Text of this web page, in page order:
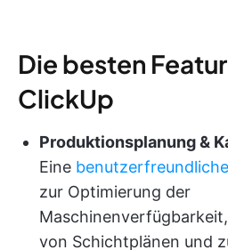
Die besten
ClickUp
Produktionsplanung &
Eine
zur Optimierung der
von Schichtplänen und